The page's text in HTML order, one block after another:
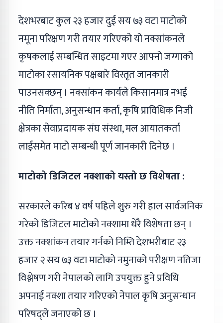
देशभरबाट कुल २३ हजार दुई सय ७३ वटा माटोको
नमूना परिक्षण गरी तयार गरिएको यो नक्सांकनले
कृषकलाई सम्बन्धित साइटमा गएर आफ्नो जग्गाको
माटोका रसायनिक पक्षबारे विस्तृत जानकारी
पाउनसक्छन् । नक्सांकन कार्यले किसानमात्र नभई
नीति निर्माता, अनुसन्धान कर्ता, कृषि प्राविधिक निजी
क्षेत्रका सेवाप्रदायक संघ संस्था, मल आयातकर्ता
लाईसमेत माटो सम्बन्धी पूर्ण जानकारी दिनेछ ।
माटोको डिजिटल नक्शाको यस्तो छ विशेषता :
सरकारले करिब ४ वर्ष पहिले शुरु गरी हाल सार्वजनिक
गरेको डिजिटल माटोको नक्शामा धेरै विशेषता छन् ।
उक्त नक्शांकन तयार गर्नको निम्ति देशभरीबाट २३
हजार २ सय ७३ वटा माटोको नमुनाको परीक्षण नतिजा
विश्लेषण गरी नेपालको लागि उपयुक्त हुने प्रविधि
अपनाई नक्शा तयार गरिएको नेपाल कृषि अनुसन्धान
परिषद्ले जनाएको छ ।